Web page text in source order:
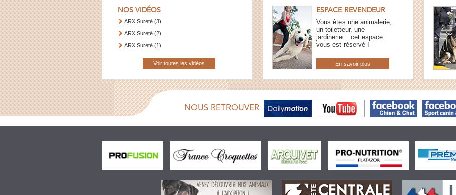
NOS VIDÉOS
ARX Sureté (3)
ARX Sureté (2)
ARX Sureté (1)
Voir toutes les vidéos
ESPACE REVENDEUR
Vous êtes une animalerie,
un toiletteur, une
jardinerie... cet espace
vous est réservé !
En savoir plus
NOUS RETROUVER